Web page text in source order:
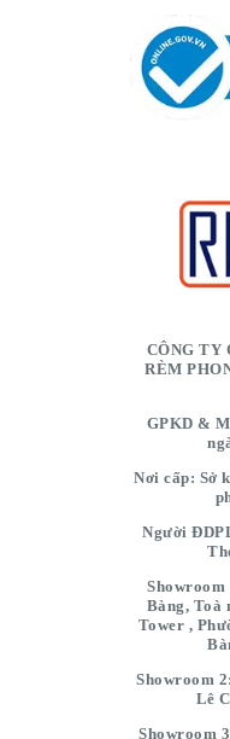
CÔNG TY
RÈM
GPKD &
Nơi cấp: Sở
Người
Showroom
Bàng, Toà
Tower ,
Showroom
Lê
Showroom